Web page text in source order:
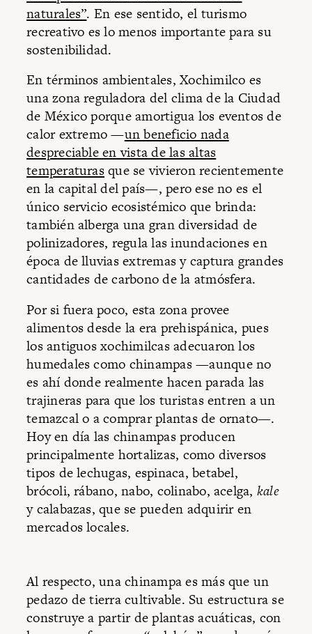
naturales”. En ese sentido, el turismo
recreativo es lo menos importante para su
sostenibilidad.
En términos ambientales, Xochimilco es
una zona reguladora del clima de la Ciudad
de México porque amortigua los eventos de
calor extremo —un beneficio nada
despreciable en vista de las altas
temperaturasque se vivieron recientemente
en la capital del país—, pero ese no es el
único servicio ecosistémico que brinda:
también alberga una gran diversidad de
polinizadores, regula las inundaciones en
época de lluvias extremas y captura grandes
cantidades de carbono de la atmósfera.
Por si fuera poco, esta zona provee
alimentos desde la era prehispánica, pues
los antiguos xochimilcas adecuaron los
humedales como chinampas —aunque no
es ahí donde realmente hacen parada las
trajineras para que los turistas entren a un
temazcal o a comprar plantas de ornato—.
Hoy en día las chinampas producen
principalmente hortalizas, como diversos
tipos de lechugas, espinaca, betabel,
brócoli, rábano, nabo, colinabo, acelga, kale
y calabazas, que se pueden adquirir en
mercados locales.
Al respecto, una chinampa es más que un
pedazo de tierra cultivable. Su estructura se
construye a partir de plantas acuáticas, con